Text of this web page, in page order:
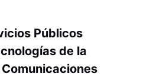
Públicos
de la